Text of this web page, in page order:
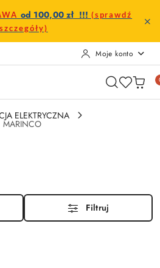
od 100,00 zł !!! (sprawdź
szczegóły)
Moje konto
ELEKTRYCZNA
MARINCO
Filtruj